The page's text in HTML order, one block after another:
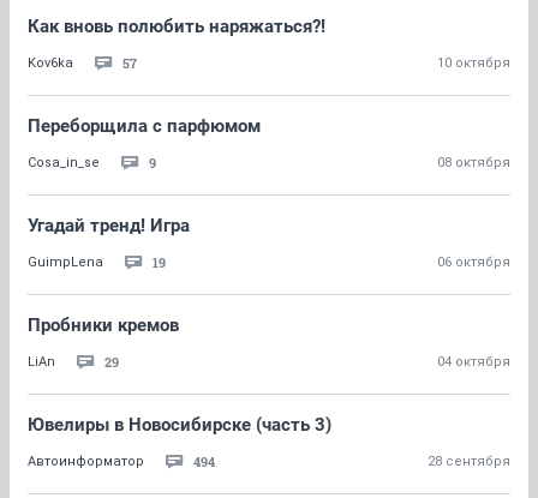
Как вновь полюбить наряжаться?!
Kov6ka 57 10 октября
Переборщила с парфюмом
Cosa_in_se 9 08 октября
Угадай тренд! Игра
GuimpLena 19 06 октября
Пробники кремов
LiAn 29 04 октября
Ювелиры в Новосибирске (часть 3)
Автоинформатор 494 28 сентября